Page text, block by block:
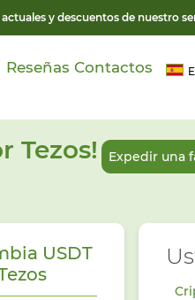
y descuentos de nuestro
Reseñas Contactos
Tezos! Expedir una
USDT